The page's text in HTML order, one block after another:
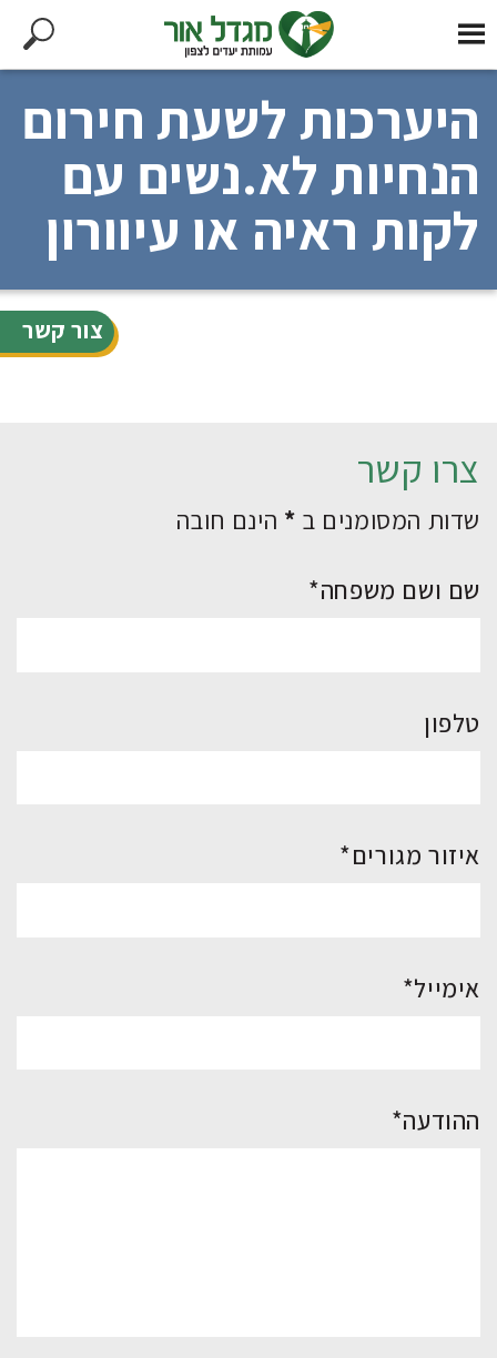
צור קשר
היערכות לשעת חירום
הנחיות לא.נשים עם
לקות ראיה או עיוורון
צרו קשר
שדות המסומנים ב * הינם חובה
שם ושם משפחה*
טלפון
איזור מגורים*
אימייל*
ההודעה*